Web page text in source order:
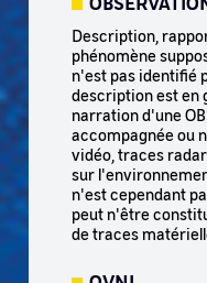
Description,
phénomène
n'est pas identifié
description est en
narration d'une
accompagnée ou
vidéo, traces
sur
n'est cependant
peut n'être
de traces